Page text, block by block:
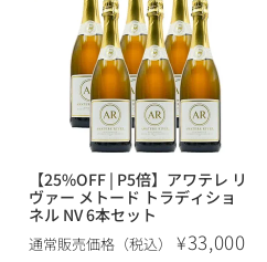
【25%OFF | P5倍】アワテレ リ
ヴァー メトード トラディショ
ネル NV 6本セット
通常販売価格（税込） ¥33,000